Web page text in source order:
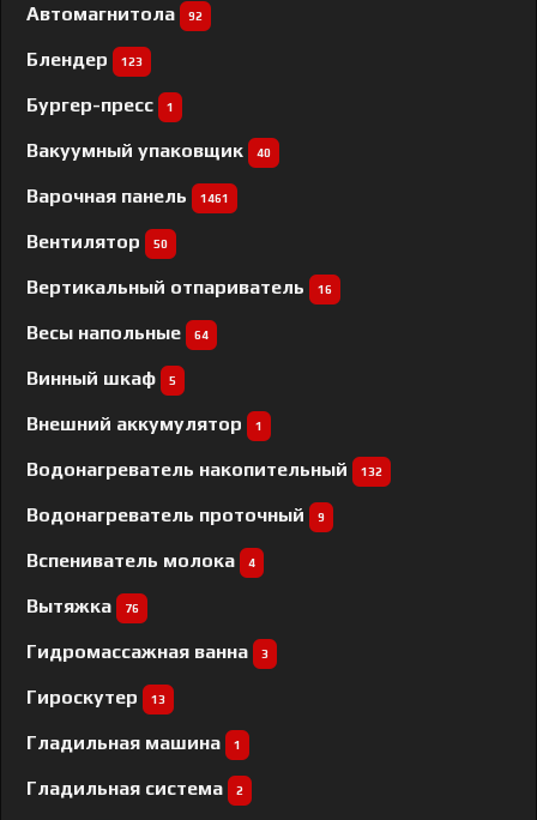
Автомагнитола 92
Блендер 123
Бургер-пресс 1
Вакуумный упаковщик 40
Варочная панель 1461
Вентилятор 50
Вертикальный отпариватель 16
Весы напольные 64
Винный шкаф 5
Внешний аккумулятор 1
Водонагреватель накопительный 132
Водонагреватель проточный 9
Вспениватель молока 4
Вытяжка 76
Гидромассажная ванна 3
Гироскутер 13
Гладильная машина 1
Гладильная система 2